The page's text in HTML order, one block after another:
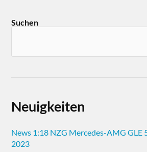
Suchen
Neuigkeiten
News 1:18 NZG Mercedes-AMG GLE
2023